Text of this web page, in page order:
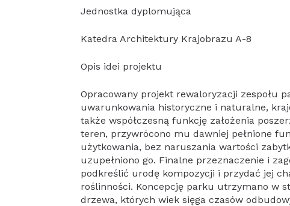
Jednostka dyplomująca
Katedra Architektury Krajobrazu A-8
Opis idei projektu
Opracowany projekt rewaloryzacji zespołu
uwarunkowania historyczne i naturalne,
także współczesną funkcję założenia
teren, przywrócono mu dawniej pełnione
użytkowania, bez naruszania wartości
uzupełniono go. Finalne przeznaczenie i
podkreślić urodę kompozycji i przydać jej
roślinności. Koncepcję parku utrzymano w
drzewa, których wiek sięga czasów